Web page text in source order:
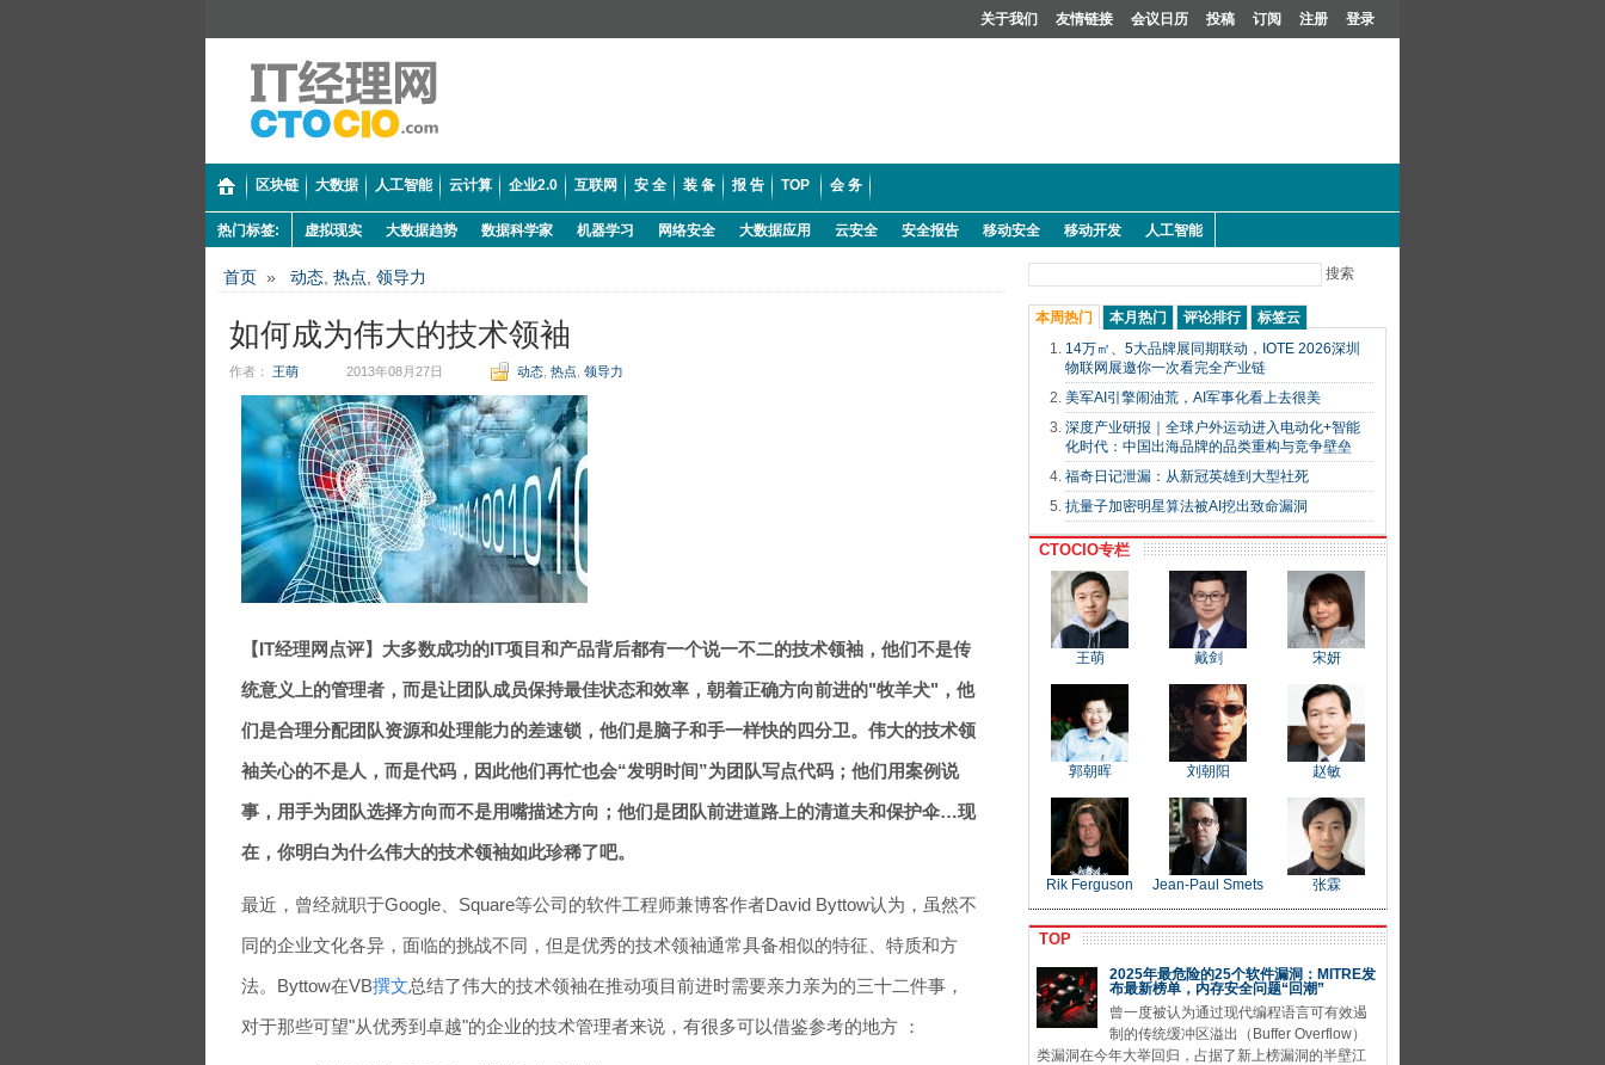
关于我们 友情链接 会议日历 投稿 订阅 注册 登录
区块链 大数据 人工智能 云计算 企业2.0 互联网 安 全 装 备 报 告 TOP 会 务
热门标签: 虚拟现实 大数据趋势 数据科学家 机器学习 网络安全 大数据应用 云安全 安全报告 移动安全 移动开发 人工智能
首页 » 动态 热点 领导力
如何成为伟大的技术领袖
作者： 王萌 2013年08月27日 动态 热点 领导力
【IT经理网点评】大多数成功的IT项目和产品背后都有一个说一不二的技术领袖，他们不是传
统意义上的管理者，而是让团队成员保持最佳状态和效率，朝着正确方向前进的"牧羊犬"，他
们是合理分配团队资源和处理能力的差速锁，他们是脑子和手一样快的四分卫。伟大的技术领
袖关心的不是人，而是代码，因此他们再忙也会“发明时间”为团队写点代码；他们用案例说
事，用手为团队选择方向而不是用嘴描述方向；他们是团队前进道路上的清道夫和保护伞…现
在，你明白为什么伟大的技术领袖如此珍稀了吧。
最近，曾经就职于Google、Square等公司的软件工程师兼博客作者David Byttow认为，虽然不
同的企业文化各异，面临的挑战不同，但是优秀的技术领袖通常具备相似的特征、特质和方
法。Byttow在VB撰文总结了伟大的技术领袖在推动项目前进时需要亲力亲为的三十二件事，
对于那些可望"从优秀到卓越"的企业的技术管理者来说，有很多可以借鉴参考的地方 ：
搜索
本周热门 本月热门 评论排行
标签云
14万㎡、5大品牌展同期联动，IOTE 2026深圳
物联网展邀你一次看完全产业链
美军AI引擎闹油荒，AI军事化看上去很美
深度产业研报｜全球户外运动进入电动化+智能
化时代：中国出海品牌的品类重构与竞争壁垒
福奇日记泄漏：从新冠英雄到大型社死
抗量子加密明星算法被AI挖出致命漏洞
CTOCIO专栏
王萌 戴剑 宋妍
郭朝晖 刘朝阳 赵敏
Rik Ferguson Jean-Paul Smets 张霖
TOP
2025年最危险的25个软件漏洞：MITRE发
布最新榜单，内存安全问题“回潮”
曾一度被认为通过现代编程语言可有效遏
制的传统缓冲区溢出（Buffer Overflow）
类漏洞在今年大举回归，占据了新上榜漏洞的半壁江